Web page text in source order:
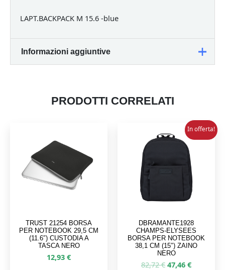
LAPT.BACKPACK M 15.6 -blue
Informazioni aggiuntive
Dimensioni
44 × 33 × 14 cm
PRODOTTI CORRELATI
TRUST 21254 BORSA
PER NOTEBOOK 29,5 CM
(11.6″) CUSTODIA A
TASCA NERO
12,93 €
In offerta!
DBRAMANTE1928
CHAMPS-ELYSEES
BORSA PER NOTEBOOK
38,1 CM (15″) ZAINO
NERO
82,72€ Il
47,46 €Il